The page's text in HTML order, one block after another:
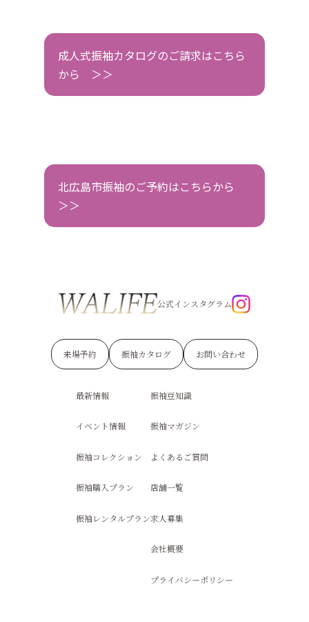
成人式振袖カタログのご請求はこちら
から ＞＞
北広島市振袖のご予約はこちらから
＞＞
公式インスタグラム
来場予約 振袖カタログ お問い合わせ
最新情報
イベント情報
振袖コレクション
振袖購入プラン
振袖レンタルプラン
振袖豆知識
振袖マガジン
よくあるご質問
店舗一覧
求人募集
会社概要
プライバシーポリシー